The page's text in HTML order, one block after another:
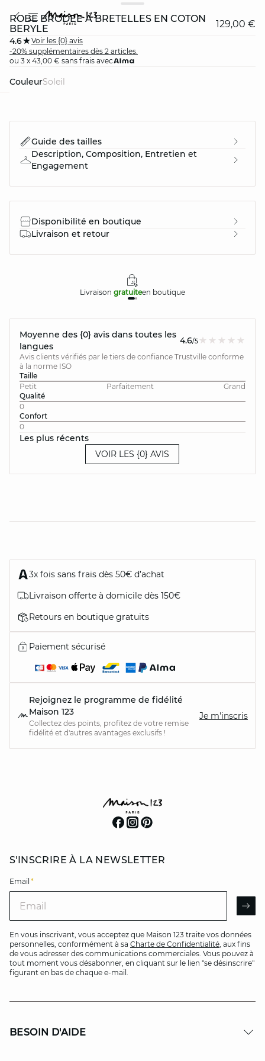
ROBE BRODÉE À BRETELLES EN COTON
BERYLE
129,00 €
4.6
Voir les {0} avis
-20% supplémentaires dès 2 articles.
ou 3 x 43,00 € sans frais avec
Couleur soleil
Guide des tailles
Description, Composition, Entretien et
Engagement
Disponibilité en boutique
Livraison et retour
Livraison gratuiteen boutique
Moyenne des {0} avis dans toutes les
langues
4.6/5
Avis clients vérifiés par le tiers de confiance Trustville conforme
à la norme ISO
Taille
Petit
Parfaitement
Grand
Qualité
0
Confort
0
Les plus récents
VOIR LES {0} AVIS
3x fois sans frais dès 50€ d’achat
Livraison offerte à domicile dès 150€
Retours en boutique gratuits
Paiement sécurisé
Rejoignez le programme de fidélité
Maison 123
Collectez des points, profitez de votre remise
fidélité et d'autres avantages exclusifs !
Je m'inscris
S'INSCRIRE À LA NEWSLETTER
Email *
En vous inscrivant, vous acceptez que Maison 123 traite vos données
personnelles, conformément à sa Charte de Confidentialité, aux fins
de vous adresser des communications commerciales. Vous pouvez à
tout moment vous désabonner, en cliquant sur le lien "se désinscrire"
figurant en bas de chaque e-mail.
BESOIN D'AIDE